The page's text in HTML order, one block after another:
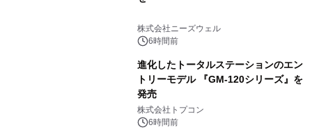
株式会社ニーズウェル
6時間前
進化したトータルステーションのエン
トリーモデル 『GM-120シリーズ』を
発売
株式会社トプコン
6時間前